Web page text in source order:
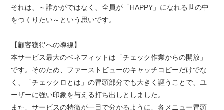
それは、～誰かがではなく、全員が「HAPPY」になれる世の中
をつくりたい～という思いです。
【顧客獲得への導線】
本サービス最大のベネフィットは「チェック作業からの開放」
です。そのため、ファーストビューのキャッチコピーだけでな
く、「チェックロとは」の冒頭部分でも大きく謳うことで、ユ
ーザーに強い印象を与える打ち出しとしました。
また、サービスの特徴が一目で分かるように、各メニュー冒頭